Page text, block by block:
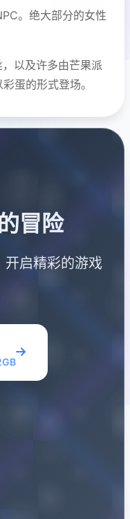
。绝大部分的女性
以及许多由芒果派
蛋的形式登场。
冒险
开启精彩的游戏